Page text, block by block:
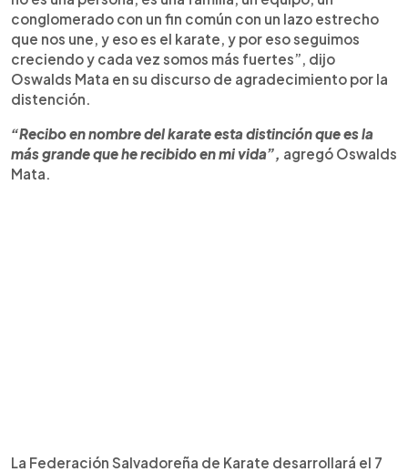
conglomerado con un fin común con un lazo estrecho
que nos une, y eso es el karate, y por eso seguimos
creciendo y cada vez somos más fuertes”, dijo
Oswalds Mata en su discurso de agradecimiento por la
distención.
“Recibo en nombre del karate esta distinción que es la
más grande que he recibido en mi vida”, agregó Oswalds
Mata.
La Federación Salvadoreña de Karate desarrollará el 7